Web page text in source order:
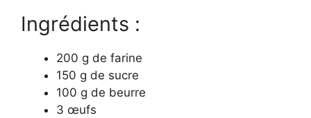
Ingrédients :
200 g de farine
150 g de sucre
100 g de beurre
3 œufs